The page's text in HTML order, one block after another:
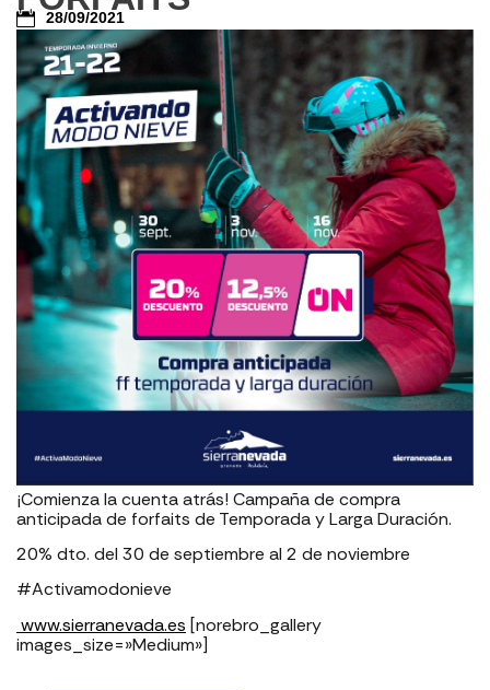
28/09/2021
¡Comienza la cuenta atrás! Campaña de compra
anticipada de forfaits de Temporada y Larga Duración.
20% dto. del 30 de septiembre al 2 de noviembre
#Activamodonieve
www.sierranevada.es [norebro_gallery
images_size=»Medium»]